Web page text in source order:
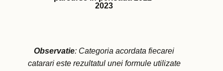
2023
Observatie: Categoria acordata fiecarei
catarari este rezultatul unei formule utilizate